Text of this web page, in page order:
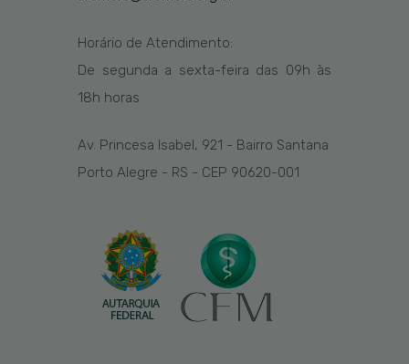
Horário de Atendimento:
De segunda a sexta-feira das 09h às
18h horas
Av. Princesa Isabel, 921 - Bairro Santana
Porto Alegre - RS - CEP 90620-001